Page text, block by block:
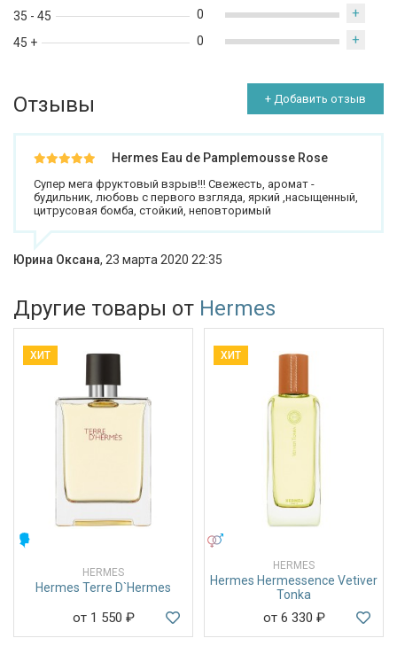
35 - 45
45 +
0 +
0 +
Отзывы + Добавить отзыв
Hermes Eau de Pamplemousse Rose
Супер мега фруктовый взрыв!!! Свежесть, аромат -
будильник, любовь с первого взгляда, яркий ,насыщенный,
цитрусовая бомба, стойкий, неповторимый
Юрина Оксана, 23 марта 2020 22:35
Другие товары от Hermes
ХИТ
HERMES
Hermes Terre D`Hermes
от 1 550 ₽
ХИТ
HERMES
Hermes Hermessence Vetiver
Tonka
от 6 330 ₽